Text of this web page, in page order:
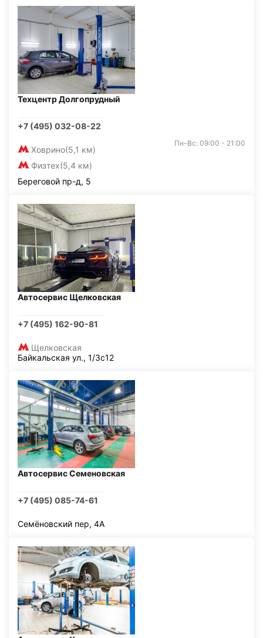
Техцентр Долгопрудный
+7 (495) 032-08-22
Ховрино(5,1 км)
Физтех(5,4 км)
Пн-Вс: 09:00 - 21:00
Береговой пр-д, 5
Автосервис Щелковская
+7 (495) 162-90-81
Щелковская
Байкальская ул., 1/3с12
Автосервис Семеновская
+7 (495) 085-74-61
Семёновский пер, 4А